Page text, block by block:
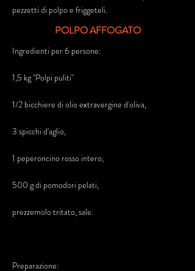
pezzetti di polpo e friggeteli.
POLPO AFFOGATO
Ingredienti per 6 persone:
1,5 kg "Polpi puliti"
1/2 bicchiere di olio extravergine d'oliva,
3 spicchi d'aglio,
1 peperoncino rosso intero,
500 g di pomodori pelati,
prezzemolo tritato, sale.
Preparazione: